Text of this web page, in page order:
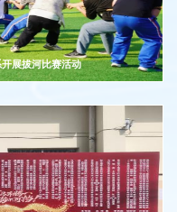
展拔河比赛活动